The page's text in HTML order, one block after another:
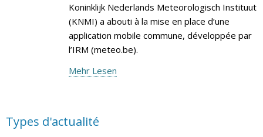
Koninklijk Nederlands Meteorologisch Instituut
(KNMI) a abouti à la mise en place d’une
application mobile commune, développée par
l’IRM (meteo.be).
Mehr Lesen
Types d'actualité